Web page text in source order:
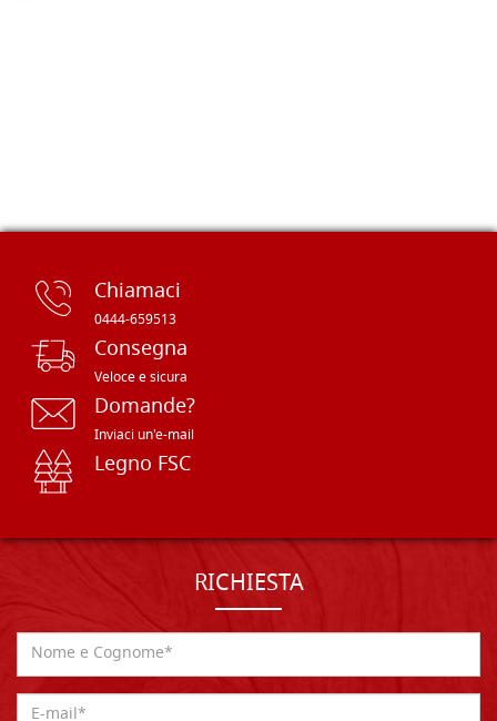
Chiamaci
0444-659513
Consegna
Veloce e sicura
Domande?
Inviaci un'e-mail
Legno FSC
RICHIESTA